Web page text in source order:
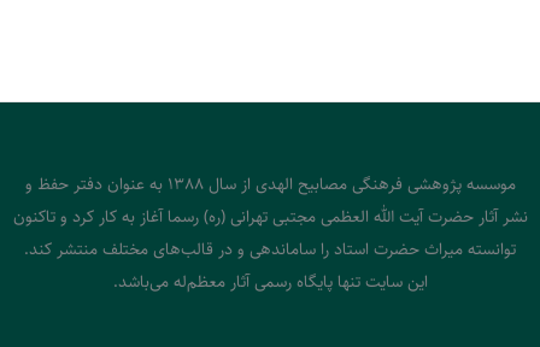
موسسه پژوهشی فرهنگی مصابیح الهدی از سال 1388 به عنوان دفتر حفظ و
نشر آثار حضرت آیت الله العظمی مجتبی تهرانی (ره) رسما آغاز به کار کرد و تاکنون
توانسته میراث حضرت استاد را ساماندهی و در قالب‌های مختلف منتشر کند.
این سایت تنها پایگاه رسمی آثار معظم‌له می‌باشد.